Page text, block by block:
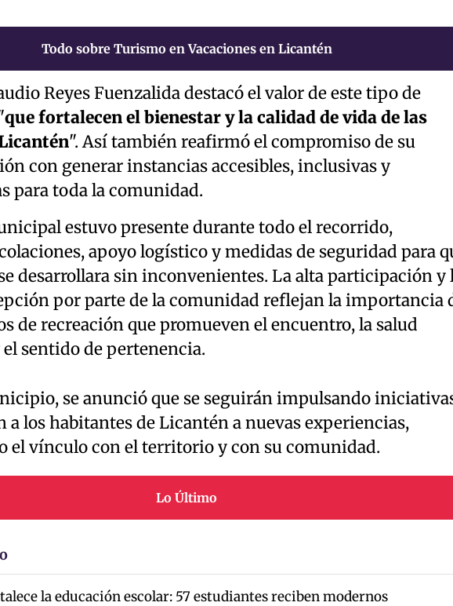
Todo sobre Turismo en Vacaciones en Licantén
Reyes Fuenzalida destacó el valor de este tipo de
que fortalecen el bienestar y la calidad de vida de las
". Así también reafirmó el compromiso de su
con generar instancias accesibles, inclusivas y
para toda la comunidad.
estuvo presente durante todo el recorrido,
apoyo logístico y medidas de seguridad para
desarrollara sin inconvenientes. La alta participación y
por parte de la comunidad reflejan la importancia
de recreación que promueven el encuentro, la salud
sentido de pertenencia.
se anunció que se seguirán impulsando
a los habitantes de Licantén a nuevas experiencias,
el vínculo con el territorio y con su comunidad.
Lo Último
la educación escolar: 57 estudiantes reciben modernos